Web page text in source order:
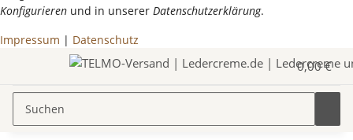
Konfigurieren und in unserer Datenschutzerklärung.
Impressum | Datenschutz
0,00 €